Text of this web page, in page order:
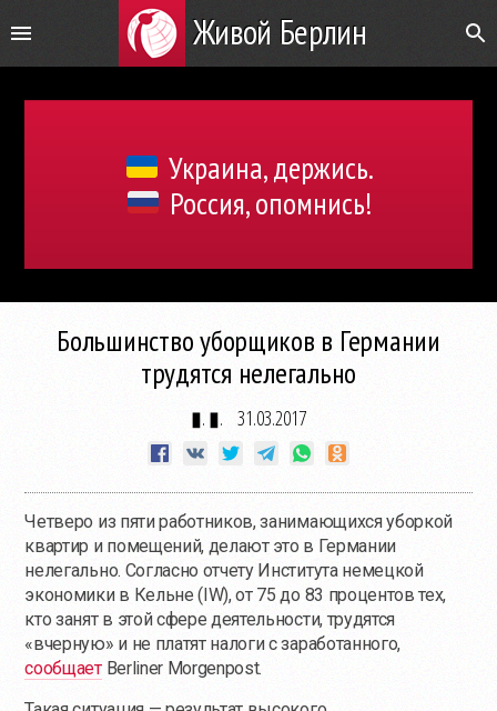
Живой Берлин
Украина, держись.
Россия, опомнись!
Большинство уборщиков в Германии
трудятся нелегально
▮. ▮. 31.03.2017
Четверо из пяти работников, занимающихся уборкой
квартир и помещений, делают это в Германии
нелегально. Согласно отчету Института немецкой
экономики в Кельне (IW), от 75 до 83 процентов тех,
кто занят в этой сфере деятельности, трудятся
«вчерную» и не платят налоги с заработанного,
сообщаетBerliner Morgenpost.